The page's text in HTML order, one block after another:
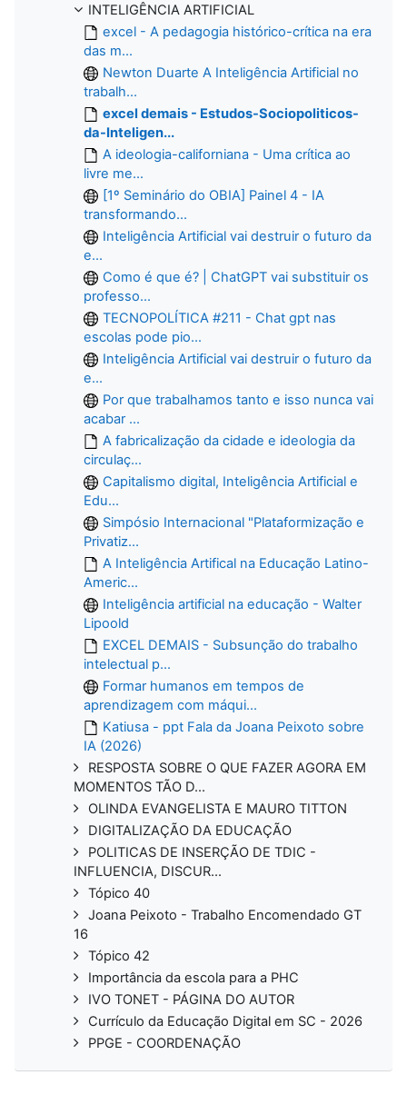
INTELIGÊNCIA ARTIFICIAL
excel - A pedagogia histórico-crítica na era
das m...
Newton Duarte A Inteligência Artificial no
trabalh...
excel demais - Estudos-Sociopoliticos-
da-Inteligen...
A ideologia-californiana - Uma crítica ao
livre me...
[1º Seminário do OBIA] Painel 4 - IA
transformando...
Inteligência Artificial vai destruir o futuro da
e...
Como é que é? | ChatGPT vai substituir os
professo...
TECNOPOLÍTICA #211 - Chat gpt nas
escolas pode pio...
Inteligência Artificial vai destruir o futuro da
e...
Por que trabalhamos tanto e isso nunca vai
acabar ...
A fabricalização da cidade e ideologia da
circulaç...
Capitalismo digital, Inteligência Artificial e
Edu...
Simpósio Internacional "Plataformização e
Privatiz...
A Inteligência Artifical na Educação Latino-
Americ...
Inteligência artificial na educação - Walter
Lipoold
EXCEL DEMAIS - Subsunção do trabalho
intelectual p...
Formar humanos em tempos de
aprendizagem com máqui...
Katiusa - ppt Fala da Joana Peixoto sobre
IA (2026)
RESPOSTA SOBRE O QUE FAZER AGORA EM
MOMENTOS TÃO D...
OLINDA EVANGELISTA E MAURO TITTON
DIGITALIZAÇÃO DA EDUCAÇÃO
POLITICAS DE INSERÇÃO DE TDIC -
INFLUENCIA, DISCUR...
Tópico 40
Joana Peixoto - Trabalho Encomendado GT
16
Tópico 42
Importância da escola para a PHC
IVO TONET - PÁGINA DO AUTOR
Currículo da Educação Digital em SC - 2026
PPGE - COORDENAÇÃO